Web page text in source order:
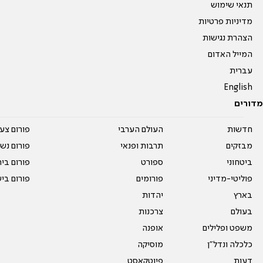
תנאי שימוש
מדיניות פרטיות
הצהרת נגישות
המייל האדום
עברית
English
מדורים
חדשות
מבזקים
ביטחוני
פוליטי-מדיני
בארץ
בעולם
משפט ופלילים
כלכלה ונדל"ן
העולם הערבי
תרבות ופנאי
ספורט
פורומים
יהדות
צרכנות
אופנה
מוסיקה
פורום
פורום
פורום
פורום